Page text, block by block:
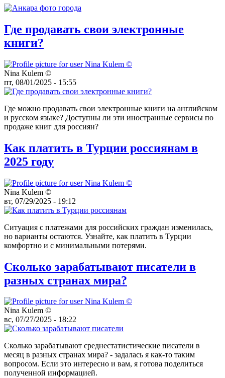
Где продавать свои электронные
книги?
Nina Kulem ©️
пт, 08/01/2025 - 15:55
Где можно продавать свои электронные книги на английском
и русском языке? Доступны ли эти иностранные сервисы по
продаже книг для россиян?
Как платить в Турции россиянам в
2025 году
Nina Kulem ©️
вт, 07/29/2025 - 19:12
Ситуация с платежами для российских граждан изменилась,
но варианты остаются. Узнайте, как платить в Турции
комфортно и с минимальными потерями.
Сколько зарабатывают писатели в
разных странах мира?
Nina Kulem ©️
вс, 07/27/2025 - 18:22
Сколько зарабатывают среднестатистические писатели в
месяц в разных странах мира? - задалась я как-то таким
вопросом. Если это интересно и вам, я готова поделиться
полученной информацией.